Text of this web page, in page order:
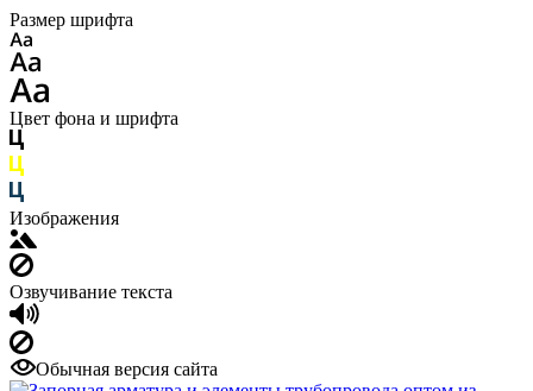
Размер шрифта
Цвет фона и шрифта
Изображения
Озвучивание текста
Обычная версия сайта